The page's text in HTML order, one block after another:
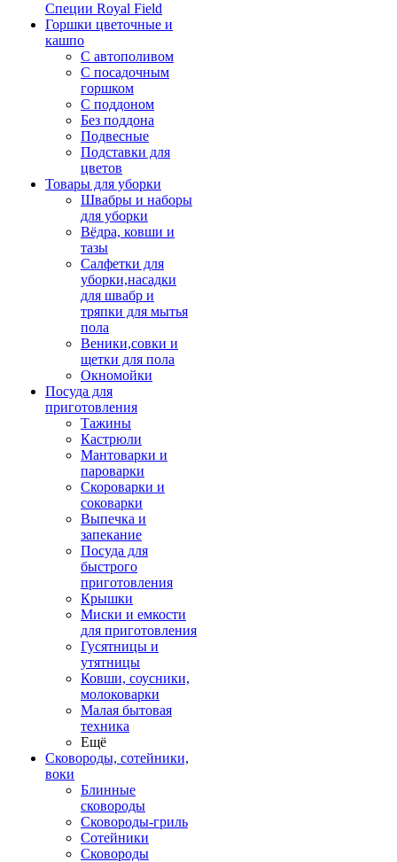
Специи Royal Field
Горшки цветочные и
кашпо
С автополивом
С посадочным
горшком
С поддоном
Без поддона
Подвесные
Подставки для
цветов
Товары для уборки
Швабры и наборы
для уборки
Вёдра, ковши и
тазы
Салфетки для
уборки,насадки
для швабр и
тряпки для мытья
пола
Веники,совки и
щетки для пола
Окномойки
Посуда для
приготовления
Тажины
Кастрюли
Мантоварки и
пароварки
Скороварки и
соковарки
Выпечка и
запекание
Посуда для
быстрого
приготовления
Крышки
Миски и емкости
для приготовления
Гусятницы и
утятницы
Ковши, соусники,
молоковарки
Малая бытовая
техника
Ещё
Сковороды, сотейники,
воки
Блинные
сковороды
Сковороды-гриль
Сотейники
Сковороды